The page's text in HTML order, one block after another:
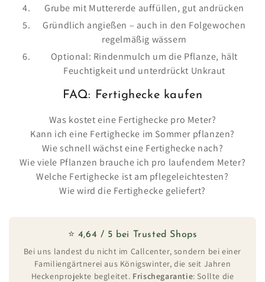
Grube mit Muttererde auffüllen, gut andrücken
Gründlich angießen – auch in den Folgewochen
regelmäßig wässern
Optional: Rindenmulch um die Pflanze, hält
Feuchtigkeit und unterdrückt Unkraut
FAQ: Fertighecke kaufen
Was kostet eine Fertighecke pro Meter?
Kann ich eine Fertighecke im Sommer pflanzen?
Wie schnell wächst eine Fertighecke nach?
Wie viele Pflanzen brauche ich pro laufendem Meter?
Welche Fertighecke ist am pflegeleichtesten?
Wie wird die Fertighecke geliefert?
⭐ 4,64 / 5 bei Trusted Shops
Bei uns landest du nicht im Callcenter, sondern bei einer
Familiengärtnerei aus Königswinter, die seit Jahren
Heckenprojekte begleitet. Frischegarantie: Sollte die